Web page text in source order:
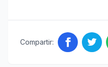
Compartir: